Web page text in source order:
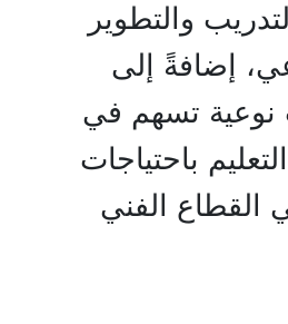
والتطوير
إضافةً إلى
نوعية تسهم في
باحتياجات
الفني